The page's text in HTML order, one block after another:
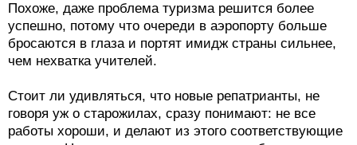
Похоже, даже проблема туризма решится более
успешно, потому что очереди в аэропорту больше
бросаются в глаза и портят имидж страны сильнее,
чем нехватка учителей.
Стоит ли удивляться, что новые репатрианты, не
говоря уж о старожилах, сразу понимают: не все
работы хороши, и делают из этого соответствующие